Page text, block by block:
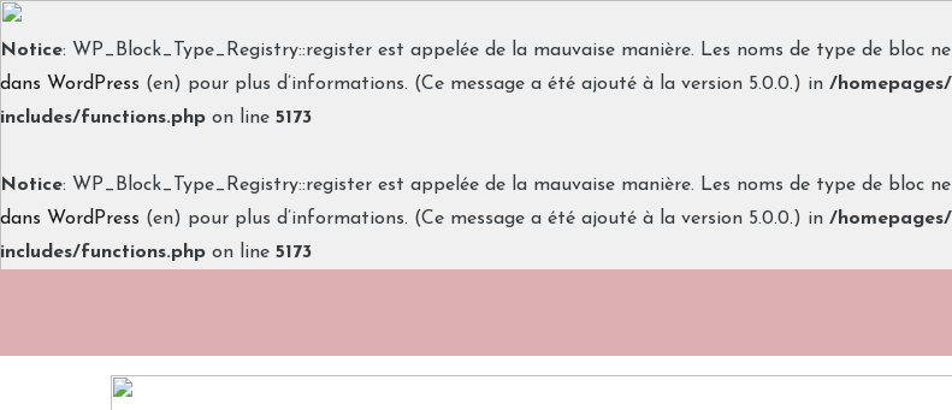
Notice: WP_Block_Type_Registry::register est appelée de la mauvaise manière. Les noms de type de bloc
dans WordPress (en) pour plus d’informations. (Ce message a été ajouté à la version 5.0.0.) in /
includes/functions.php on line 5173
Notice: WP_Block_Type_Registry::register est appelée de la mauvaise manière. Les noms de type de bloc
dans WordPress (en) pour plus d’informations. (Ce message a été ajouté à la version 5.0.0.) in /
includes/functions.php on line 5173
contenu